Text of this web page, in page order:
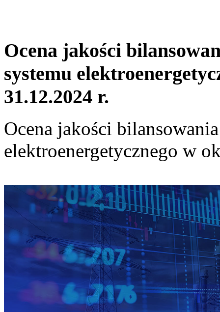
Ocena jakości
systemu
31.12.2024 r.
Ocena jakości
elektroenergetycznego w